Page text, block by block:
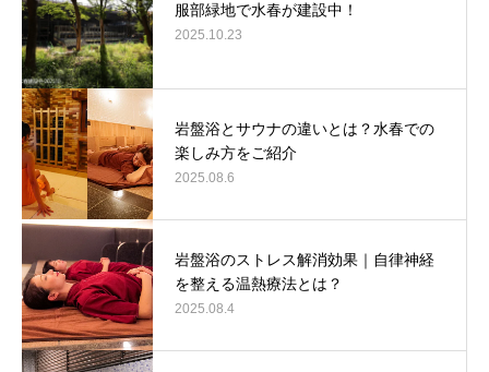
服部緑地で水春が建設中！
2025.10.23
岩盤浴とサウナの違いとは？水春での
楽しみ方をご紹介
2025.08.6
岩盤浴のストレス解消効果｜自律神経
を整える温熱療法とは？
2025.08.4